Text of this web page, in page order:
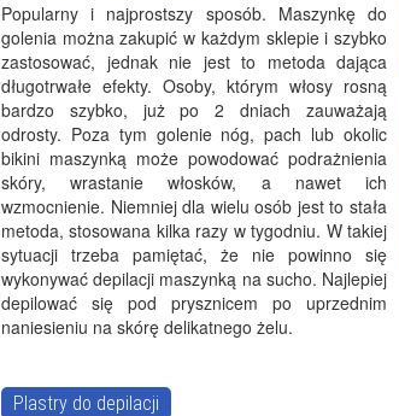
Popularny i najprostszy sposób. Maszynkę do
golenia można zakupić w każdym sklepie i szybko
zastosować, jednak nie jest to metoda dająca
długotrwałe efekty. Osoby, którym włosy rosną
bardzo szybko, już po 2 dniach zauważają
odrosty. Poza tym golenie nóg, pach lub okolic
bikini maszynką może powodować podrażnienia
skóry, wrastanie włosków, a nawet ich
wzmocnienie. Niemniej dla wielu osób jest to stała
metoda, stosowana kilka razy w tygodniu. W takiej
sytuacji trzeba pamiętać, że nie powinno się
wykonywać depilacji maszynką na sucho. Najlepiej
depilować się pod prysznicem po uprzednim
naniesieniu na skórę delikatnego żelu.
Plastry do depilacji